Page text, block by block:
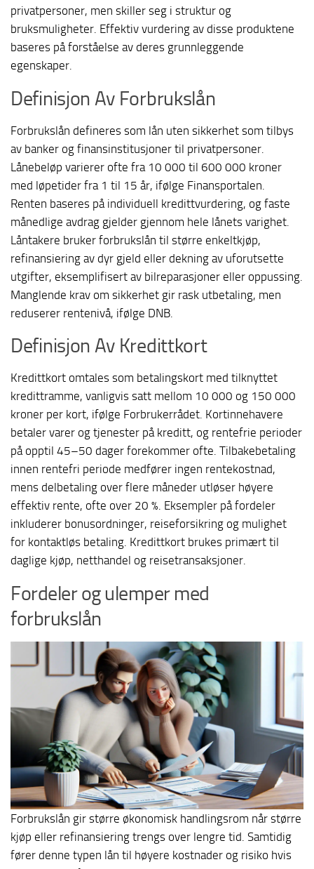
privatpersoner, men skiller seg i struktur og
bruksmuligheter. Effektiv vurdering av disse produktene
baseres på forståelse av deres grunnleggende
egenskaper.
Definisjon Av Forbrukslån
Forbrukslån defineres som lån uten sikkerhet som tilbys
av banker og finansinstitusjoner til privatpersoner.
Lånebeløp varierer ofte fra 10 000 til 600 000 kroner
med løpetider fra 1 til 15 år, ifølge Finansportalen.
Renten baseres på individuell kredittvurdering, og faste
månedlige avdrag gjelder gjennom hele lånets varighet.
Låntakere bruker forbrukslån til større enkeltkjøp,
refinansiering av dyr gjeld eller dekning av uforutsette
utgifter, eksemplifisert av bilreparasjoner eller oppussing.
Manglende krav om sikkerhet gir rask utbetaling, men
reduserer rentenivå, ifølge DNB.
Definisjon Av Kredittkort
Kredittkort omtales som betalingskort med tilknyttet
kredittramme, vanligvis satt mellom 10 000 og 150 000
kroner per kort, ifølge Forbrukerrådet. Kortinnehavere
betaler varer og tjenester på kreditt, og rentefrie perioder
på opptil 45–50 dager forekommer ofte. Tilbakebetaling
innen rentefri periode medfører ingen rentekostnad,
mens delbetaling over flere måneder utløser høyere
effektiv rente, ofte over 20 %. Eksempler på fordeler
inkluderer bonusordninger, reiseforsikring og mulighet
for kontaktløs betaling. Kredittkort brukes primært til
daglige kjøp, netthandel og reisetransaksjoner.
Fordeler og ulemper med
forbrukslån
Forbrukslån gir større økonomisk handlingsrom når større
kjøp eller refinansiering trengs over lengre tid. Samtidig
fører denne typen lån til høyere kostnader og risiko hvis